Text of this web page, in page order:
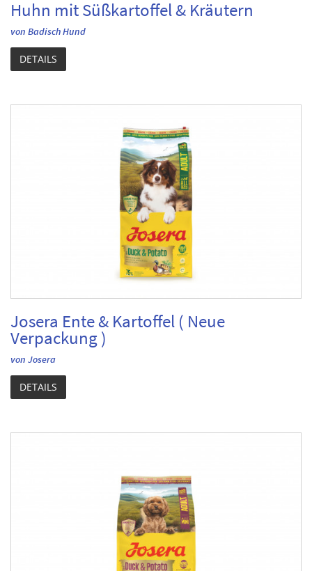
Huhn mit Süßkartoffel & Kräutern
von Badisch Hund
DETAILS
Josera Ente & Kartoffel ( Neue
Verpackung )
von Josera
DETAILS